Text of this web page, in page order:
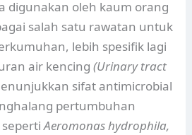
digunakan oleh kaum orang
salah satu rawatan untuk
lebih spesifik lagi
air kencing(Urinary tract
sifat antimicrobial
pertumbuhan
sepertiAeromonas hydrophila,